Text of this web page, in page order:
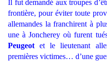
Il fut demandé aux troupes
frontière, pour éviter toute
allemandes la franchirent à
une à Joncherey où furent
Peugeot et le lieutenant
premières victimes… d’une